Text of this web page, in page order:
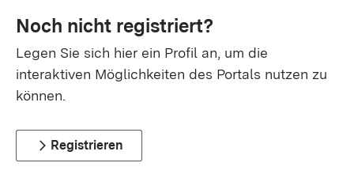
Noch nicht registriert?
Legen Sie sich hier ein Profil an, um die
interaktiven Möglichkeiten des Portals nutzen zu
können.
Registrieren